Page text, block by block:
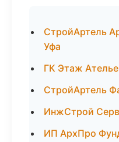
СтройАртель
Уфа
ГК Этаж
СтройАртель
ИнжСтрой
ИП АрхПро